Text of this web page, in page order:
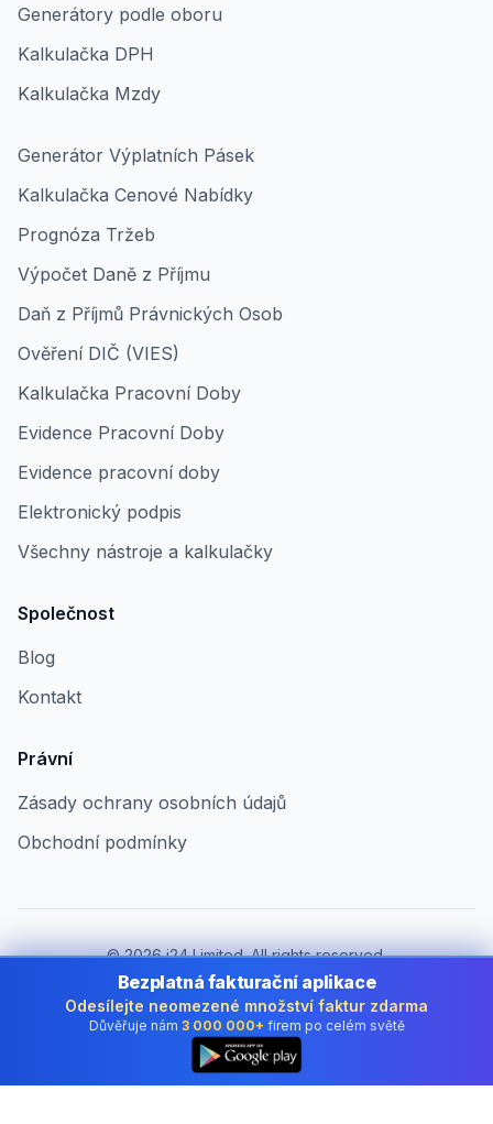
Generátory podle oboru
Kalkulačka DPH
Kalkulačka Mzdy
Generátor Výplatních Pásek
Kalkulačka Cenové Nabídky
Prognóza Tržeb
Výpočet Daně z Příjmu
Daň z Příjmů Právnických Osob
Ověření DIČ (VIES)
Kalkulačka Pracovní Doby
Evidence Pracovní Doby
Evidence pracovní doby
Elektronický podpis
Všechny nástroje a kalkulačky
Společnost
Blog
Kontakt
Právní
Zásady ochrany osobních údajů
Obchodní podmínky
©2026i24 Limited. All rights reserved.
Pro firmy v Czech Republic
Změnit zemi:
Czech Republic
Bezplatná fakturační aplikace
Odesílejte neomezené množství faktur zdarma
Důvěřuje nám 3 000 000+ firem po celém světě